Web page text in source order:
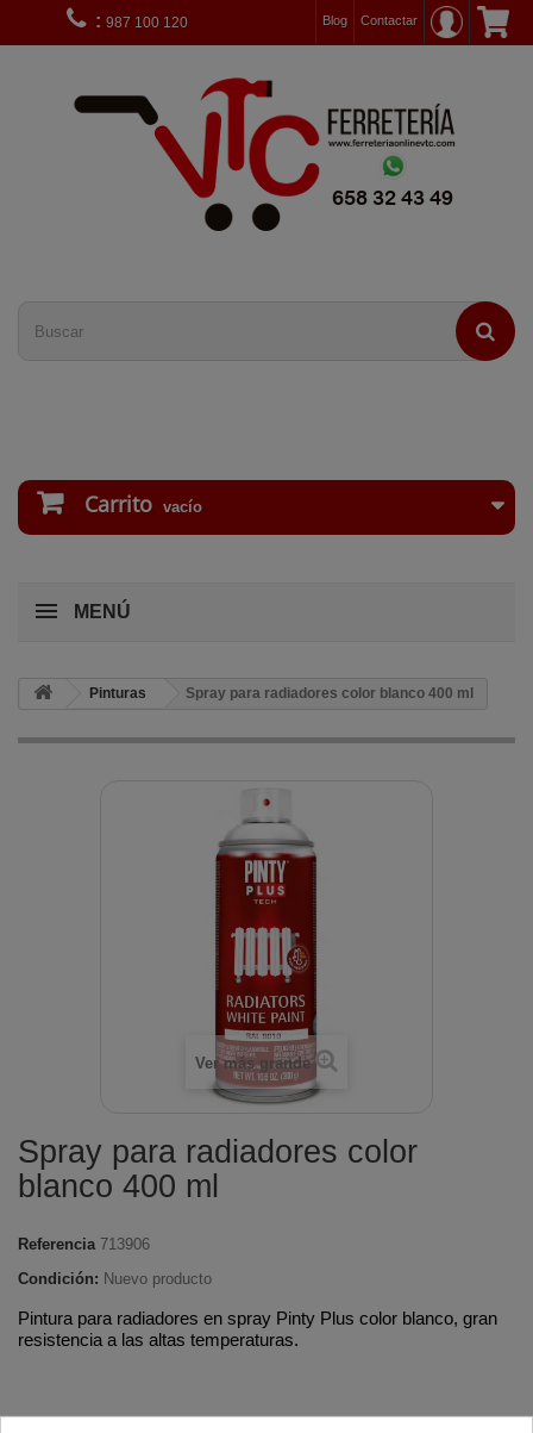
Contactar
: 987 100 120 Blog
Carrito vacío
MENÚ
Pinturas Spray para radiadores color blanco 400 ml
Ver más grande
Spray para radiadores color
blanco 400 ml
Referencia 713906
Condición: Nuevo producto
Pintura para radiadores en spray Pinty Plus color blanco, gran
resistencia a las altas temperaturas.